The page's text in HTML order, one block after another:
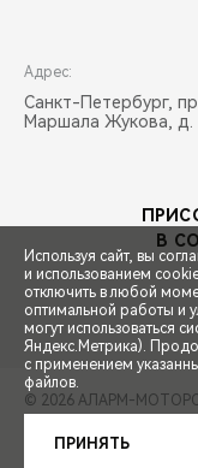
ЗАПИСЬ НА
Адрес:
Санкт-Петербург,
Маршала Жукова, д.
В
© 2026 АЛАРМ-МОТОРС
Сделано в ПЕРКС
Используя сайт, вы
и использованием
отключить в любой
оптимальной работы и
могут использоваться
Яндекс.Метрика).
с применением
файлов.
ПРИНЯТЬ